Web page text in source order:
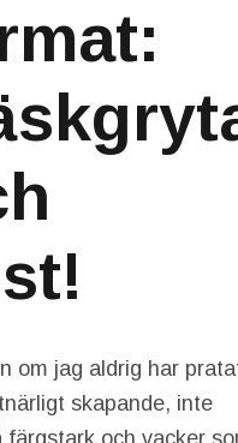
om jag aldrig har
skapande, inte